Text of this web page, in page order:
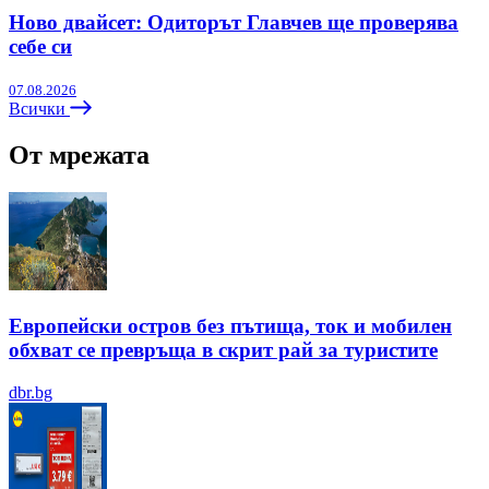
Ново двайсет: Одиторът Главчев ще проверява
себе си
07.08.2026
Всички
От мрежата
Европейски остров без пътища, ток и мобилен
обхват се превръща в скрит рай за туристите
dbr.bg